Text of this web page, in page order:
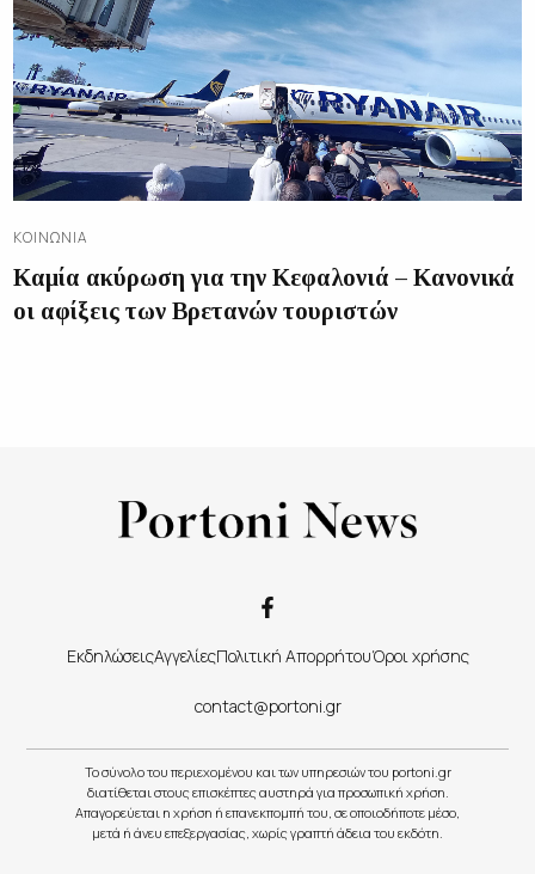
ΚΟΙΝΩΝΊΑ
Καμία ακύρωση για την Κεφαλονιά – Κανονικά
οι αφίξεις των Βρετανών τουριστών
ΕκδηλώσειςΑγγελίεςΠολιτική ΑπορρήτουΌροι χρήσης
contact@portoni.gr
Το σύνολο του περιεχομένου και των υπηρεσιών του portoni.gr
διατίθεται στους επισκέπτες αυστηρά για προσωπική χρήση.
Απαγορεύεται η χρήση ή επανεκπομπή του, σε οποιοδήποτε μέσο,
μετά ή άνευ επεξεργασίας, χωρίς γραπτή άδεια του εκδότη.